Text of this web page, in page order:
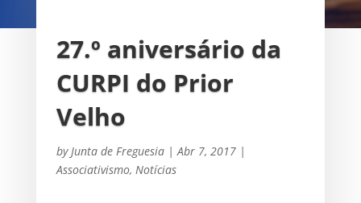
27.º aniversário da
CURPI do Prior
Velho
by Junta de Freguesia| Abr 7, 2017|
Associativismo, Notícias